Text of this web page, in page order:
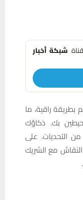
شبكة أخبار
راقية، ما
بك. ذكاؤك
التحديات. على
مع الشريك